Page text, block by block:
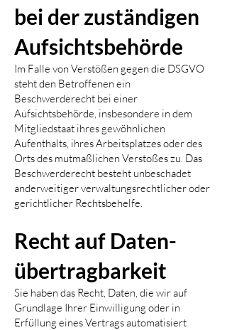
bei der zuständigen
Aufsichts­behörde
Im Falle von Verstößen gegen die DSGVO
steht den Betroffenen ein
Beschwerderecht bei einer
Aufsichtsbehörde, insbesondere in dem
Mitgliedstaat ihres gewöhnlichen
Aufenthalts, ihres Arbeitsplatzes oder des
Orts des mutmaßlichen Verstoßes zu. Das
Beschwerderecht besteht unbeschadet
anderweitiger verwaltungsrechtlicher oder
gerichtlicher Rechtsbehelfe.
Recht auf Daten­
übertrag­barkeit
Sie haben das Recht, Daten, die wir auf
Grundlage Ihrer Einwilligung oder in
Erfüllung eines Vertrags automatisiert